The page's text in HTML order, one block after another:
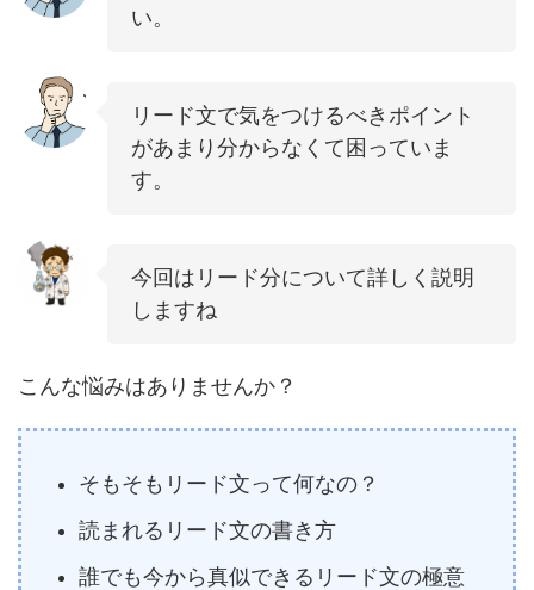
い。
リード文で気をつけるべきポイント
があまり分からなくて困っていま
す。
今回はリード分について詳しく説明
しますね
こんな悩みはありませんか？
そもそもリード文って何なの？
読まれるリード文の書き方
誰でも今から真似できるリード文の極意